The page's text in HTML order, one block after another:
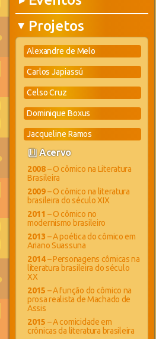
▶ Projetos
Alexandre de Melo
Carlos Japiassú
Celso Cruz
Dominique Boxus
Jacqueline Ramos
book_4Acervo
2008– O cômico na Literatura
Brasileira
2009– O cômico na literatura
brasileira do século XIX
2011 – O cômico no
modernismo brasileiro
2013 – A poética do cômico em
Ariano Suassuna
2014– Personagens cômicas na
literatura brasileira do século
XX
2015 – A função do cômico na
prosa realista de Machado de
Assis
2015 – A comicidade em
crônicas da literatura brasileira